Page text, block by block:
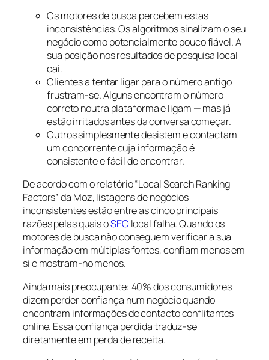
Os motores de busca percebem estas
inconsistências. Os algoritmos sinalizam o seu
negócio como potencialmente pouco fiável. A
sua posição nos resultados de pesquisa local
cai.
Clientes a tentar ligar para o número antigo
frustram-se. Alguns encontram o número
correto noutra plataforma e ligam — mas já
estão irritados antes da conversa começar.
Outros simplesmente desistem e contactam
um concorrente cuja informação é
consistente e fácil de encontrar.
De acordo com o relatório “Local Search Ranking
Factors” da Moz, listagens de negócios
inconsistentes estão entre as cinco principais
razões pelas quais oSEO local falha. Quando os
motores de busca não conseguem verificar a sua
informação em múltiplas fontes, confiam menos em
si e mostram-no menos.
Ainda mais preocupante: 40% dos consumidores
dizem perder confiança num negócio quando
encontram informações de contacto conflitantes
online. Essa confiança perdida traduz-se
diretamente em perda de receita.